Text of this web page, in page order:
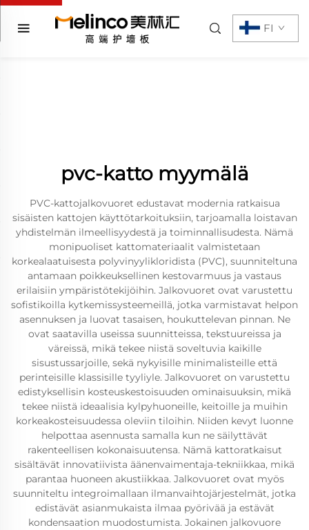
FI
pvc-katto myymälä
PVC-kattojalkovuoret edustavat modernia ratkaisua
sisäisten kattojen käyttötarkoituksiin, tarjoamalla loistavan
yhdistelmän ilmeellisyydestä ja toiminnallisudesta. Nämä
monipuoliset kattomateriaalit valmistetaan
korkealaatuisesta polyvinyylikloridista (PVC), suunniteltuna
antamaan poikkeuksellinen kestovarmuus ja vastaus
erilaisiin ympäristötekijöihin. Jalkovuoret ovat varustettu
sofistikoilla kytkemissysteemeillä, jotka varmistavat helpon
asennuksen ja luovat tasaisen, houkuttelevan pinnan. Ne
ovat saatavilla useissa suunnitteissa, tekstuureissa ja
väreissä, mikä tekee niistä soveltuvia kaikille
sisustussarjoille, sekä nykyisille minimalisteille että
perinteisille klassisille tyyliyle. Jalkovuoret on varustettu
edistyksellisin kosteuskestoisuuden ominaisuuksin, mikä
tekee niistä ideaalisia kylpyhuoneille, keitoille ja muihin
korkeakosteisuudessa oleviin tiloihin. Niiden kevyt luonne
helpottaa asennusta samalla kun ne säilyttävät
rakenteellisen kokonaisuutensa. Nämä kattoratkaisut
sisältävät innovatiivista äänenvaimentaja-tekniikkaa, mikä
parantaa huoneen akustiikkaa. Jalkovuoret ovat myös
suunniteltu integroimallaan ilmanvaihtojärjestelmät, jotka
edistävät asianmukaista ilmaa pyörivää ja estävät
kondensaation muodostumista. Jokainen jalkovuore